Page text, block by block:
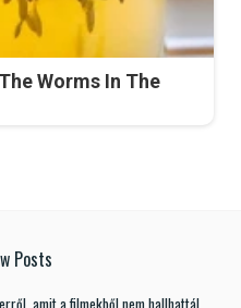
Worms In The
Posts
amit a filmekből nem hallhattál